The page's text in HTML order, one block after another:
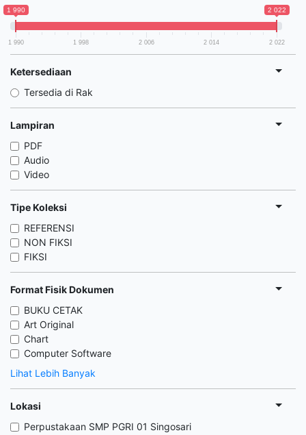
1 990 2 022
1 990 1 998 2 006 2 014 2 022
Ketersediaan
Tersedia di Rak
Lampiran
PDF
Audio
Video
Tipe Koleksi
REFERENSI
NON FIKSI
FIKSI
Format Fisik Dokumen
BUKU CETAK
Art Original
Chart
Computer Software
Lihat Lebih Banyak
Lokasi
Perpustakaan SMP PGRI 01 Singosari